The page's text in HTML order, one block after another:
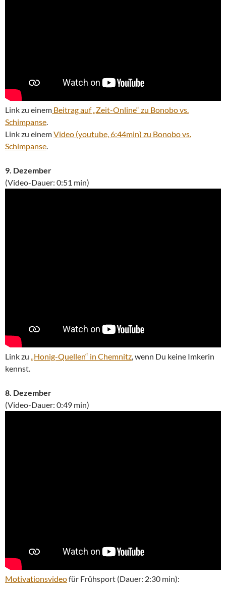
Link zu einem Beitrag auf „Zeit-Online“ zu Bonobo vs.
Schimpanse
Link zu einemVideo (youtube, 6:44min) zu Bonobo vs.
Schimpanse
9. Dezember
(Video-Dauer: 0:51 min)
Link zu „Honig-Quellen“ in Chemnitz , wenn Du keine Imkerin
kennst.
8. Dezember
(Video-Dauer: 0:49 min)
Motivationsvideofür Frühsport (Dauer: 2:30 min):